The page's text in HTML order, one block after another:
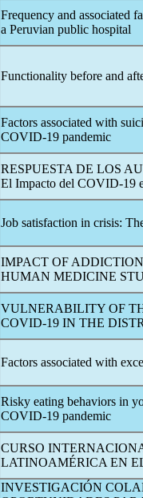
Frequency and associated
a Peruvian public hospital
Functionality before and
Factors associated with
COVID-19 pandemic
RESPUESTA DE LOS
El Impacto del COVID-19
Job satisfaction in crisis:
IMPACT OF
HUMAN MEDICINE
VULNERABILITY OF
COVID-19 IN THE
Factors associated with
Risky eating behaviors in
COVID-19 pandemic
CURSO
LATINOAMÉRICA EN
INVESTIGACIÓN